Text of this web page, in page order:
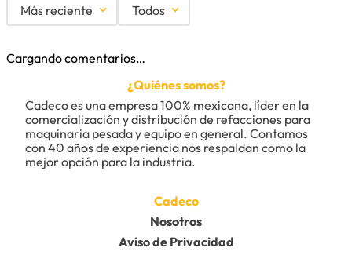
Califica el producto de 1 a 5 estrellas
★★★★★
Dirección de email
Más reciente Todos
Cargando comentarios…
¿Quiénes somos?
Cadeco es una empresa 100% mexicana, líder en la
comercialización y distribución de refacciones para
maquinaria pesada y equipo en general. Contamos
con 40 años de experiencia nos respaldan como la
mejor opción para la industria.
Cadeco
Nosotros
Aviso de Privacidad